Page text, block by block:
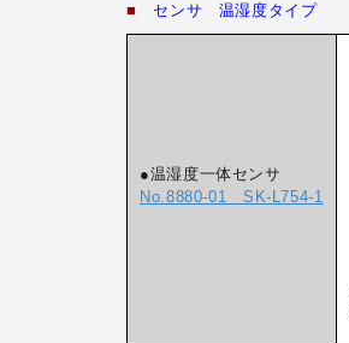
■ センサ 温湿度タイプ
●温湿度一体センサ
No.8880-01 SK-L754-1